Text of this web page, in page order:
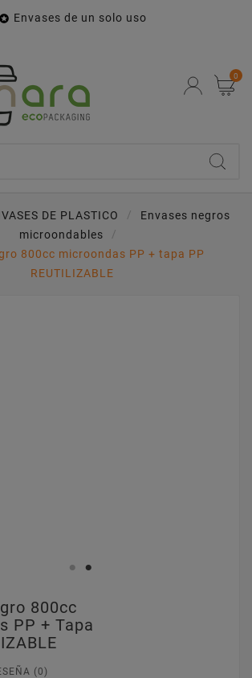
 Envases de un solo uso
0
DE PLASTICO
Envases negros
microondables
800cc microondas PP + tapa PP
REUTILIZABLE
800cc
PP + Tapa
(0)